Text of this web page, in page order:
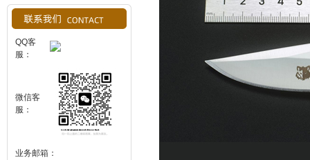
QQ客
服：
微信客
服：
业务邮箱：